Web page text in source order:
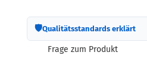
🛡Qualitätsstandards erklärt
Frage zum Produkt